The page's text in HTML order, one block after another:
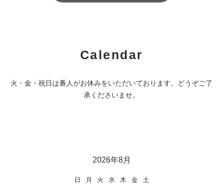
Calendar
火・金・祝日は番人がお休みをいただいております。どうぞご了
承くださいませ。
2026年8月
日 月 火 水 木 金 土